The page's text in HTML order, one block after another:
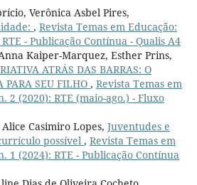
Verônica Asbel Pires,
, Revista Temas em Educação:
- Publicação Contínua - Qualis A4
Kaiper-Marquez, Esther Prins,
ATRÁS DAS BARRAS: O
PARA SEU FILHO , Revista Temas em
2 (2020): RTE (maio-ago.) - Fluxo
Casimiro Lopes, Juventudes e
possível , Revista Temas em
1 (2024): RTE - Publicação Contínua